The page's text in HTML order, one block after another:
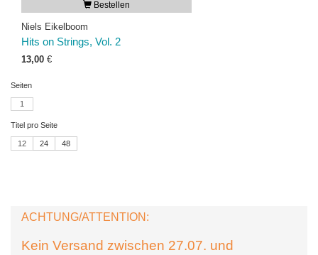
Bestellen
Niels Eikelboom
Hits on Strings, Vol. 2
13,00 €
Seiten
1
Titel pro Seite
12 24 48
ACHTUNG/ATTENTION:
Kein Versand zwischen 27.07. und